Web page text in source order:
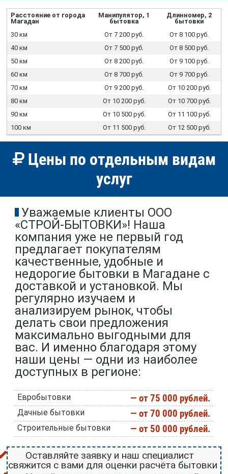
Расстояние от города
Магадан
Манипулятор, 1
бытовка
Длинномер, 2
бытовки
30 км
От 7 200 руб.
От 8 100 руб.
40 км
От 7 500 руб.
От 8 500 руб.
50 км
От 8 200 руб.
От 9 100 руб.
60 км
От 8 700 руб.
От 9 700 руб.
70 км
От 9 200 руб.
От 10 200 руб.
80 км
От 10 200 руб.
От 10 700 руб.
90 км
От 10 500 руб.
От 11 100 руб.
100 км
От 11 500 руб. От 12 500 руб.
Цены по отдельным видам
услуг
Уважаемые клиенты ООО
«СТРОЙ-БЫТОВКИ»! Наша
компания уже не первый год
предлагает покупателям
качественные, удобные и
недорогие бытовки в Магадане с
доставкой и установкой. Мы
регулярно изучаем и
анализируем рынок, чтобы
делать свои предложения
максимально выгодными для
вас. И именно благодаря этому
наши цены — одни из наиболее
доступных в регионе:
Евробытовки — от 75 000 рублей.
Дачные бытовки — от 70 000 рублей.
Строительные бытовки — от 50 000 рублей.
Оставляйте заявку и наш специалист
свяжится с вами для оценки расчёта бытовки